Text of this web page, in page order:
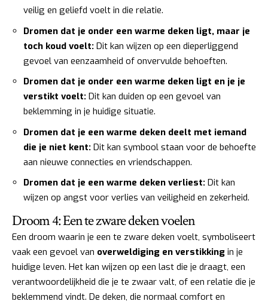
veilig en geliefd voelt in die relatie.
Dromen dat je onder een warme deken ligt, maar je
toch koud voelt: Dit kan wijzen op een dieperliggend
gevoel van eenzaamheid of onvervulde behoeften.
Dromen dat je onder een warme deken ligt en je je
verstikt voelt: Dit kan duiden op een gevoel van
beklemming in je huidige situatie.
Dromen dat je een warme deken deelt met iemand
die je niet kent: Dit kan symbool staan voor de behoefte
aan nieuwe connecties en vriendschappen.
Dromen dat je een warme deken verliest: Dit kan
wijzen op angst voor verlies van veiligheid en zekerheid.
Droom 4: Een te zware deken voelen
Een droom waarin je een te zware deken voelt, symboliseert
vaak een gevoel van overweldiging en verstikking in je
huidige leven. Het kan wijzen op een last die je draagt, een
verantwoordelijkheid die je te zwaar valt, of een relatie die je
beklemmend vindt. De deken, die normaal comfort en